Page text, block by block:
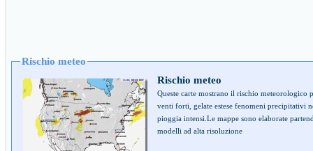
Rischio meteo
Rischio meteo
Queste carte mostrano il rischio meteorologico
venti forti, gelate estese fenomeni precipitativi
pioggia intensi.Le mappe sono elaborate
modelli ad alta risoluzione